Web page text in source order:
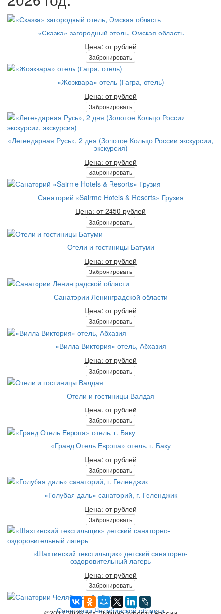
«Сказка» загородный отель, Омская область
Цена: от рублей
Забронировать
«Жоэквара» отель (Гагра, отель)
Цена: от рублей
Забронировать
«Легендарная Русь», 2 дня (Золотое Кольцо России экскурсии,
экскурсия)
Цена: от рублей
Забронировать
Санаторий «Sairme Hotels & Resorts» Грузия
Цена: от 2450 рублей
Забронировать
Отели и гостиницы Батуми
Цена: от рублей
Забронировать
Санатории Ленинградской области
Цена: от рублей
Забронировать
«Вилла Виктория» отель, Абхазия
Цена: от рублей
Забронировать
Отели и гостиницы Валдая
Цена: от рублей
Забронировать
«Гранд Отель Европа» отель, г. Баку
Цена: от рублей
Забронировать
«Голубая даль» санаторий, г. Геленджик
Цена: от рублей
Забронировать
«Шахтинский текстильщик» детский санаторно-
оздоровительный лагерь
Цена: от рублей
Забронировать
Санатории Челябинской области